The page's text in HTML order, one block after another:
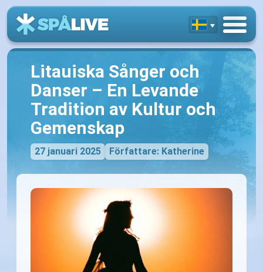
Litauiska Sånger och
Danser – En Levande
Tradition av Kultur och
Gemenskap
27 januari 2025 Författare: Katherine